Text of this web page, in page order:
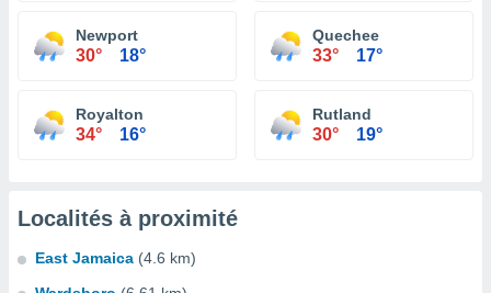
Newport
30° 18°
Quechee
33° 17°
Royalton
34° 16°
Rutland
30° 19°
Localités à proximité
East Jamaica (4.6 km)